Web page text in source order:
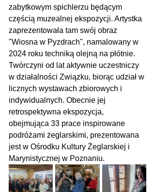
zabytkowym spichlerzu będącym
częścią muzealnej ekspozycji. Artystka
zaprezentowała tam swój obraz
"Wiosna w Pyzdrach", namalowany w
2024 roku techniką olejną na płótnie.
Twórczyni od lat aktywnie uczestniczy
w działalności Związku, biorąc udział w
licznych wystawach zbiorowych i
indywidualnych. Obecnie jej
retrospektywna ekspozycja,
obejmująca 33 prace inspirowane
podróżami żeglarskimi, prezentowana
jest w Ośrodku Kultury Żeglarskiej i
Marynistycznej w Poznaniu.